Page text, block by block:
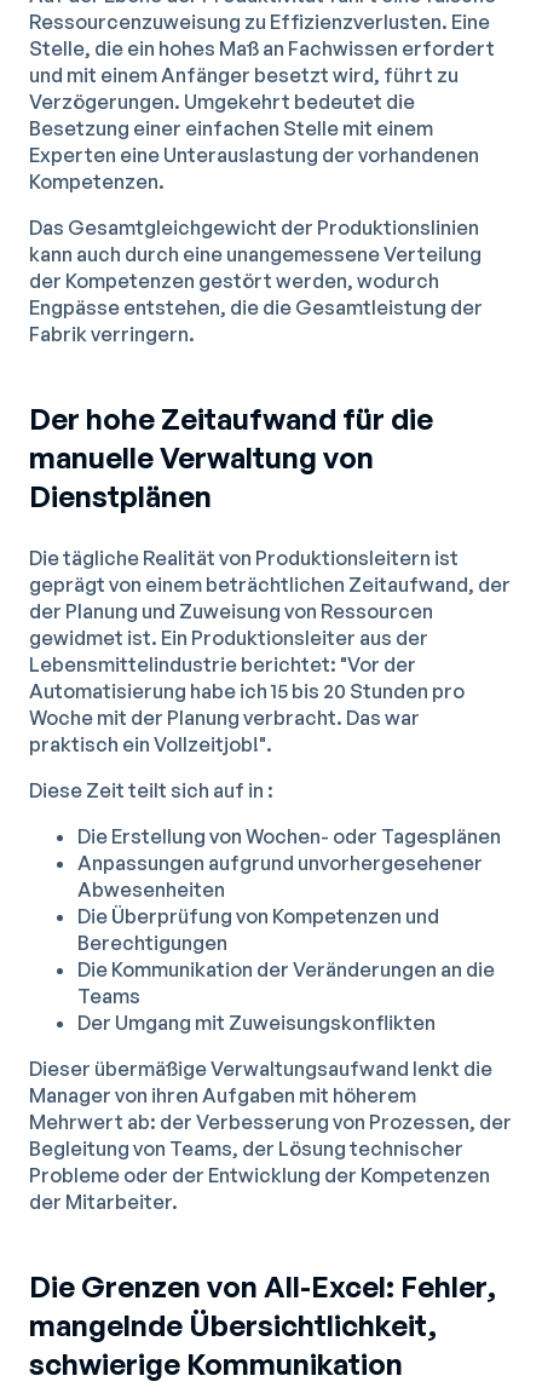
Ressourcenzuweisung zu Effizienzverlusten. Eine
Stelle, die ein hohes Maß an Fachwissen erfordert
und mit einem Anfänger besetzt wird, führt zu
Verzögerungen. Umgekehrt bedeutet die
Besetzung einer einfachen Stelle mit einem
Experten eine Unterauslastung der vorhandenen
Kompetenzen.
Das Gesamtgleichgewicht der Produktionslinien
kann auch durch eine unangemessene Verteilung
der Kompetenzen gestört werden, wodurch
Engpässe entstehen, die die Gesamtleistung der
Fabrik verringern.
Der hohe Zeitaufwand für die
manuelle Verwaltung von
Dienstplänen
Die tägliche Realität von Produktionsleitern ist
geprägt von einem beträchtlichen Zeitaufwand, der
der Planung und Zuweisung von Ressourcen
gewidmet ist. Ein Produktionsleiter aus der
Lebensmittelindustrie berichtet: "Vor der
Automatisierung habe ich 15 bis 20 Stunden pro
Woche mit der Planung verbracht. Das war
praktisch ein Vollzeitjob!".
Diese Zeit teilt sich auf in :
Die Erstellung von Wochen- oder Tagesplänen
Anpassungen aufgrund unvorhergesehener
Abwesenheiten
Die Überprüfung von Kompetenzen und
Berechtigungen
Die Kommunikation der Veränderungen an die
Teams
Der Umgang mit Zuweisungskonflikten
Dieser übermäßige Verwaltungsaufwand lenkt die
Manager von ihren Aufgaben mit höherem
Mehrwert ab: der Verbesserung von Prozessen, der
Begleitung von Teams, der Lösung technischer
Probleme oder der Entwicklung der Kompetenzen
der Mitarbeiter.
Die Grenzen von All-Excel: Fehler,
mangelnde Übersichtlichkeit,
schwierige Kommunikation